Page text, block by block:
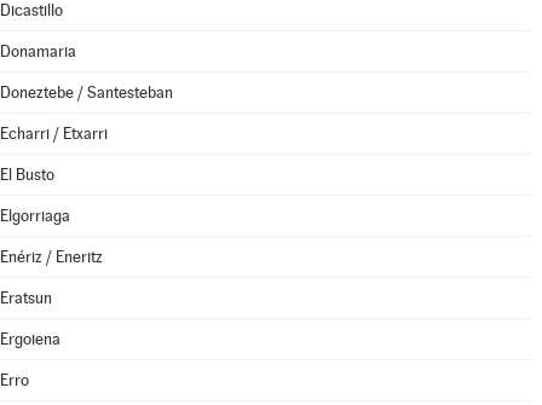
Dicastillo
Donamaria
Doneztebe / Santesteban
Echarri / Etxarri
El Busto
Elgorriaga
Enériz / Eneritz
Eratsun
Ergoiena
Erro